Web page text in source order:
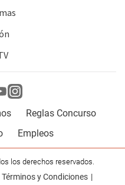
Reglas Concurso
Empleos
los derechos reservados.
Términos y Condiciones